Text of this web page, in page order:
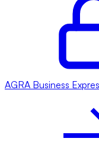
AGRA Business